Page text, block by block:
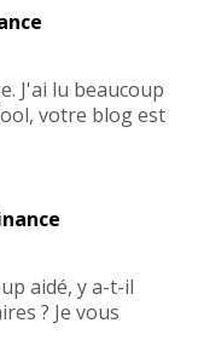
J'ai lu beaucoup
votre blog est
aidé, y a-t-il
? Je vous